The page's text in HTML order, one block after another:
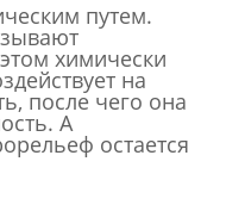
путем.
химически
на
после чего она
А
остается